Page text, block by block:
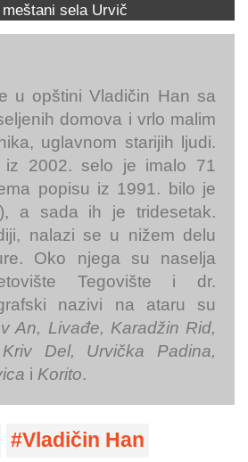
meštani sela Urvič
u opštini Vladičin Han sa
domova i vrlo malim
uglavnom starijih ljudi.
iz 2002. selo je imalo 71
popisu iz 1991. bilo je
a sada ih je tridesetak.
nalazi se u nižem delu
Oko njega su naselja
Tegovište i dr.
nazivi na ataru su
An, Livađe, Karadžin Rid,
Del, Urvička Padina,
i Korito.
Vladičin Han